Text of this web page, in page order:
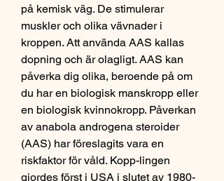
på kemisk väg. De stimulerar
muskler och olika vävnader i
kroppen. Att använda AAS kallas
dopning och är olagligt. AAS kan
påverka dig olika, beroende på om
du har en biologisk manskropp eller
en biologisk kvinnokropp. Påverkan
av anabola androgena steroider
(AAS) har föreslagits vara en
riskfaktor för våld. Kopp-lingen
gjordes först i USA i slutet av 1980-